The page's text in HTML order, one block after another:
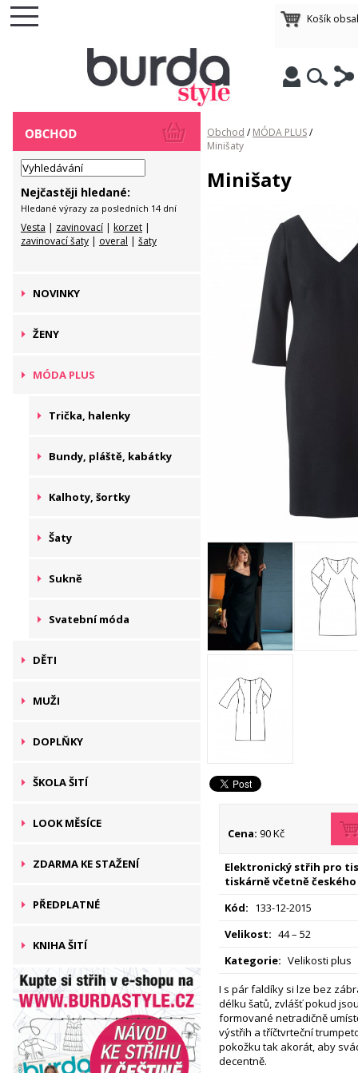
Košík
Nejčastěji hledané:
Hledané výrazy za posledních 14 dní
Vesta | zavinovací | korzet |
zavinovací šaty | overal | šaty
NOVINKY
ŽENY
MÓDA PLUS
Trička, halenky
Bundy, pláště, kabátky
Kalhoty, šortky
Šaty
Sukně
Svatební móda
DĚTI
MUŽI
DOPLŇKY
ŠKOLA ŠITÍ
LOOK MĚSÍCE
ZDARMA KE STAŽENÍ
PŘEDPLATNÉ
KNIHA ŠITÍ
Obchod / MÓDA PLUS/
Minišaty
Minišaty
Cena: 90 Kč
Elektronický střih pro
tiskárně včetně českého
Kód: 133-12-2015
Velikost: 44 – 52
Kategorie: Velikosti plus
I s pár faldíky si lze bez
délku šatů, zvlášť pokud
formované netradičně
výstřih a tříčtvrteční
pokožku tak akorát, aby
decentně.